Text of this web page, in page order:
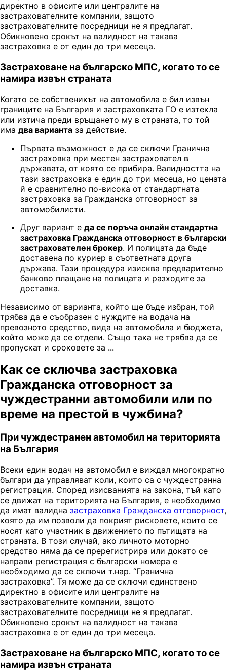
директно в офисите или централите на
застрахователните компании, защото
застрахователните посредници не я предлагат.
Обикновено срокът на валидност на такава
застраховка е от един до три месеца.
Застраховане на българско МПС, когато то се
намира извън страната
Когато се собственикът на автомобила е бил извън
границите на България и застраховката ГО е изтекла
или изтича преди връщането му в страната, то той
има два варианта за действие.
Първата възможност е да се сключи Гранична
застраховка при местен застраховател в
държавата, от която се прибира. Валидността на
тази застраховка е един до три месеца, но цената
й е сравнително по-висока от стандартната
застраховка за Гражданска отговорност за
автомобилисти.
Друг вариант е да се поръча онлайн стандартна
застраховка Гражданска отговорност в български
застрахователен брокер. И полицата да бъде
доставена по куриер в съответната друга
държава. Тази процедура изисква предварително
банково плащане на полицата и разходите за
доставка.
Независимо от варианта, който ще бъде избран, той
трябва да е съобразен с нуждите на водача на
превозното средство, вида на автомобила и бюджета,
който може да се отдели. Също така не трябва да се
пропускат и сроковете за ...
Как се сключва застраховка
Гражданска отговорност за
чуждестранни автомобили или по
време на престой в чужбина?
При чуждестранен автомобил на територията
на България
Всеки един водач на автомобил е виждал многократно
българи да управляват коли, които са с чуждестранна
регистрация. Според изисванията на закона, тъй като
се движат на територията на България, е необходимо
да имат валидна застраховка Гражданска отговорност,
която да им позволи да покрият рисковете, които се
носят като участник в движението по пътищата на
страната. В този случай, ако личното моторно
средство няма да се пререгистрира или докато се
направи регистрация с български номера е
необходимо да се сключи т.нар. “Гранична
застраховка”. Тя може да се сключи единствено
директно в офисите или централите на
застрахователните компании, защото
застрахователните посредници не я предлагат.
Обикновено срокът на валидност на такава
застраховка е от един до три месеца.
Застраховане на българско МПС, когато то се
намира извън страната